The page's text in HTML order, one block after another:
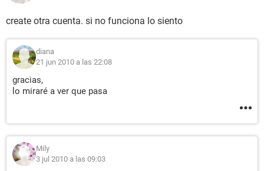
create otra cuenta. si no funciona lo siento
diana
21 jun 2010 a las 22:08
gracias,
lo miraré a ver que pasa
Mily
3 jul 2010 a las 09:03